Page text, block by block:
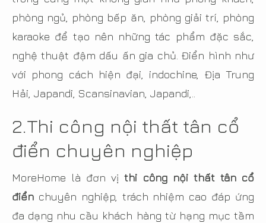
phòng ngủ, phòng bếp ăn, phòng giải trí, phòng
karaoke để tạo nên những tác phẩm đặc sắc,
nghệ thuật đậm dấu ấn gia chủ. Điển hình như
với phong cách hiện đại, indochine, Địa Trung
Hải, Japandi, Scansinavian, Japandi,..
2.Thi công nội thất tân cổ
điển chuyên nghiệp
MoreHome là đơn vịthi công nội thất tân cổ
điển chuyên nghiệp, trách nhiệm cao đáp ứng
đa dạng nhu cầu khách hàng từ hạng mục tầm